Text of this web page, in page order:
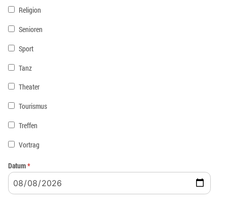
Religion
Senioren
Sport
Tanz
Theater
Tourismus
Treffen
Vortrag
Datum*